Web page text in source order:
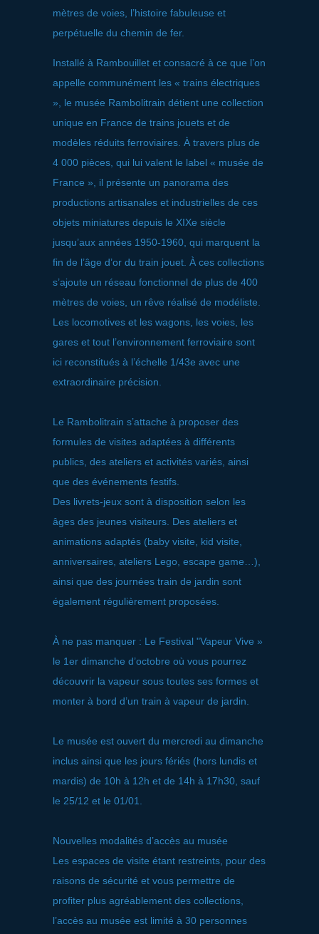
mètres de voies, l’histoire fabuleuse et
perpétuelle du chemin de fer.
Installé à Rambouillet et consacré à ce que l’on
appelle communément les « trains électriques
», le musée Rambolitrain détient une collection
unique en France de trains jouets et de
modèles réduits ferroviaires. À travers plus de
4 000 pièces, qui lui valent le label « musée de
France », il présente un panorama des
productions artisanales et industrielles de ces
objets miniatures depuis le XIXe siècle
jusqu’aux années 1950-1960, qui marquent la
fin de l’âge d’or du train jouet. À ces collections
s’ajoute un réseau fonctionnel de plus de 400
mètres de voies, un rêve réalisé de modéliste.
Les locomotives et les wagons, les voies, les
gares et tout l’environnement ferroviaire sont
ici reconstitués à l’échelle 1/43e avec une
extraordinaire précision.
Le Rambolitrain s’attache à proposer des
formules de visites adaptées à différents
publics, des ateliers et activités variés, ainsi
que des événements festifs.
Des livrets-jeux sont à disposition selon les
âges des jeunes visiteurs. Des ateliers et
animations adaptés (baby visite, kid visite,
anniversaires, ateliers Lego, escape game…),
ainsi que des journées train de jardin sont
également régulièrement proposées.
À ne pas manquer : Le Festival "Vapeur Vive »
le 1er dimanche d’octobre où vous pourrez
découvrir la vapeur sous toutes ses formes et
monter à bord d’un train à vapeur de jardin.
Le musée est ouvert du mercredi au dimanche
inclus ainsi que les jours fériés (hors lundis et
mardis) de 10h à 12h et de 14h à 17h30, sauf
le 25/12 et le 01/01.
Nouvelles modalités d’accès au musée
Les espaces de visite étant restreints, pour des
raisons de sécurité et vous permettre de
profiter plus agréablement des collections,
l’accès au musée est limité à 30 personnes